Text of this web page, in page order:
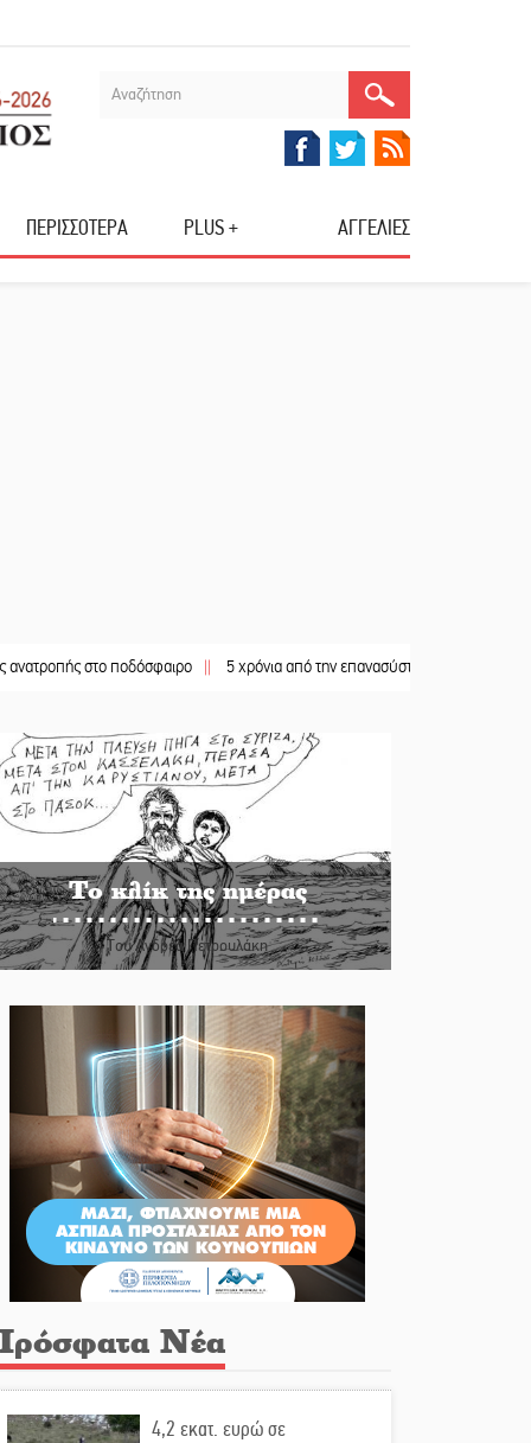
ΠΕΡΙΣΣΟΤΕΡΑ PLUS + ΑΓΓΕΛΙΕΣ
στο ποδόσφαιρο || 5 χρόνια από την επανασύσταση της ΙΜ Παναγίας
Το κλίκ της ημέρας
Του Ανδρέα Πετρουλάκη
Νέα
4,2 εκατ. ευρώ σε